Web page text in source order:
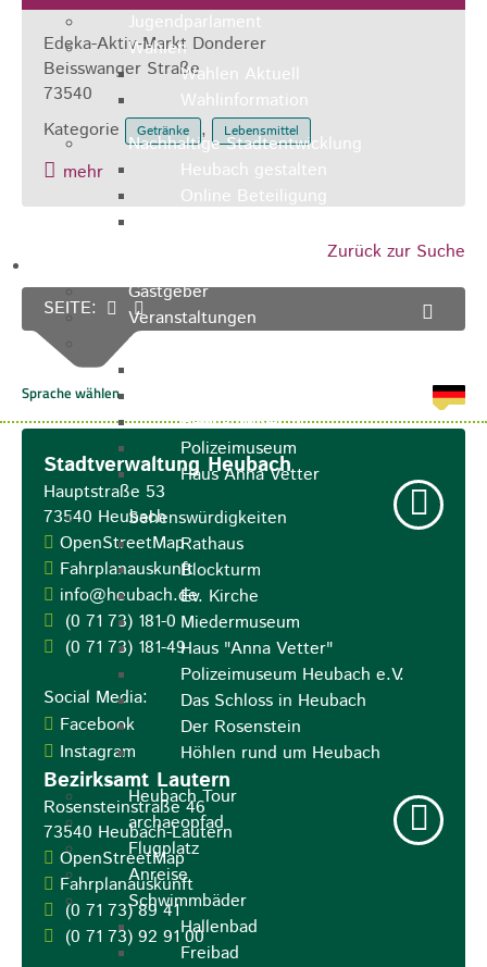
Jugendparlament
Wahlen
Wahlen Aktuell
Wahlinformation
Nachhaltige Stadtentwicklung
Heubach gestalten
Online Beteiligung
Gastgeber
Veranstaltungen
Museen & Sammlungen
Heimatmuseum
Polizeimuseum
Haus Anna Vetter
Sehenswürdigkeiten
Rathaus
Blockturm
Ev. Kirche
Miedermuseum
Haus "Anna Vetter"
Polizeimuseum Heubach e.V.
Das Schloss in Heubach
Der Rosenstein
Höhlen rund um Heubach
Heubach Tour
archaeopfad
Flugplatz
Anreise
Schwimmbäder
Hallenbad
Freibad
Edeka-Aktiv-Markt Donderer
Beisswanger Straße
73540
Kategorie
Getränke , Lebensmittel
mehr
Zurück zur Suche
SEITE:
Stadtverwaltung Heubach
Hauptstraße 53
73540 Heubach
OpenStreetMap
Fahrplanauskunft
info@heubach.de
(0 71 73) 181-0
(0 71 73) 181-49
Social Media:
Facebook
Instagram
Bezirksamt Lautern
Rosensteinstraße 46
73540 Heubach-Lautern
OpenStreetMap
Fahrplanauskunft
(0 71 73) 89 41
(0 71 73) 92 91 00